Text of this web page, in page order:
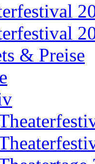
& Preise